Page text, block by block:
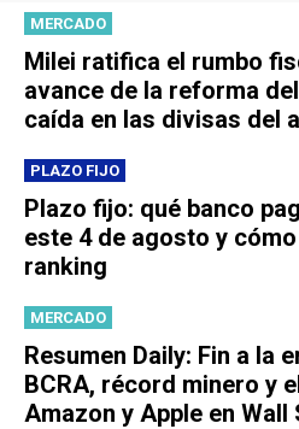
MERCADO
Milei ratifica el rumbo
avance de la reforma
caída en las divisas del
PLAZO FIJO
Plazo fijo: qué banco
este 4 de agosto y
ranking
MERCADO
Resumen Daily: Fin a la
BCRA, récord minero y
Amazon y Apple en Wall